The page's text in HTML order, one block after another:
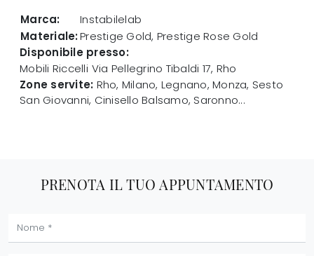
Marca:
Instabilelab
Materiale:Prestige Gold, Prestige Rose Gold
Disponibile presso:
Mobili Riccelli Via Pellegrino Tibaldi 17, Rho
Zone servite: Rho, Milano, Legnano, Monza, Sesto
San Giovanni, Cinisello Balsamo, Saronno...
PRENOTA IL TUO APPUNTAMENTO